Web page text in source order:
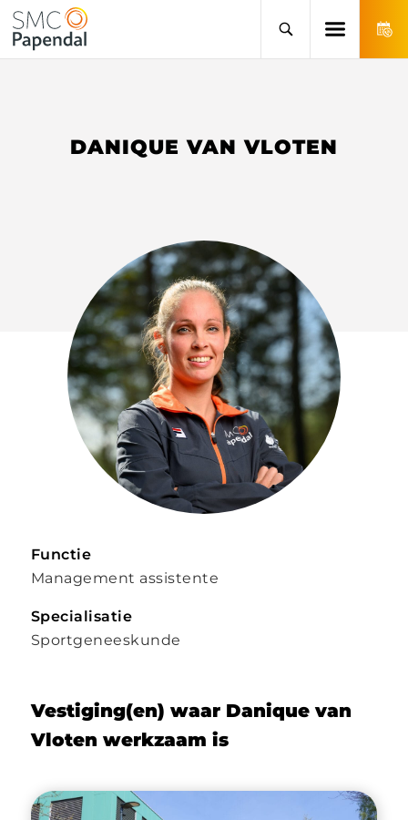
DANIQUE VAN VLOTEN
Functie
Management assistente
Specialisatie
Sportgeneeskunde
Vestiging(en) waar Danique van
Vloten werkzaam is